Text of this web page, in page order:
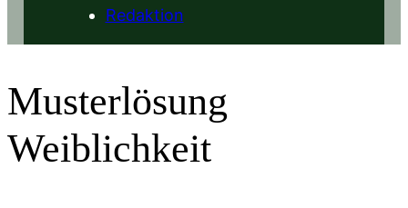
Redaktion
Musterlösung
Weiblichkeit